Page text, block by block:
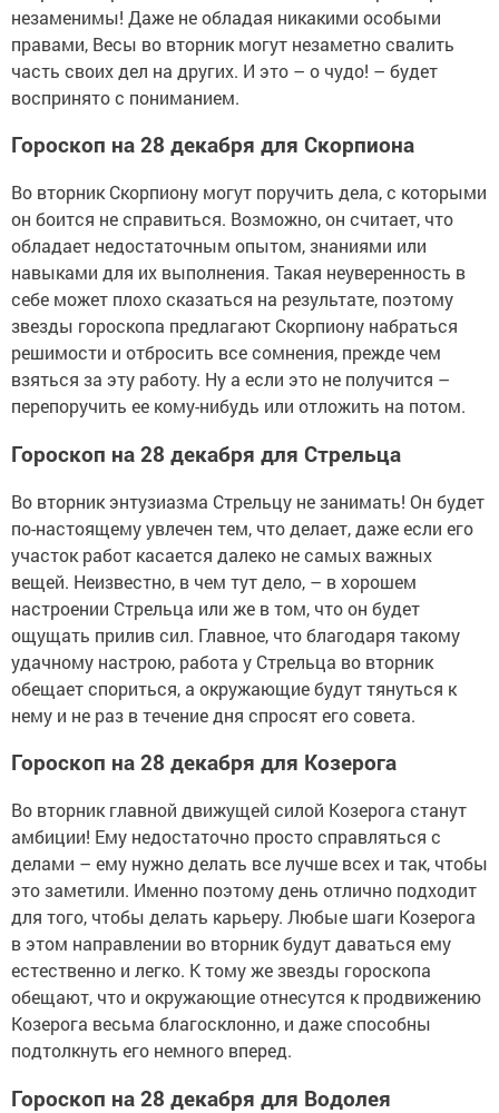
незаменимы! Даже не обладая никакими особыми
правами, Весы во вторник могут незаметно свалить
часть своих дел на других. И это – о чудо! – будет
воспринято с пониманием.
Гороскоп на 28 декабря для Скорпиона
Во вторник Скорпиону могут поручить дела, с которыми
он боится не справиться. Возможно, он считает, что
обладает недостаточным опытом, знаниями или
навыками для их выполнения. Такая неуверенность в
себе может плохо сказаться на результате, поэтому
звезды гороскопа предлагают Скорпиону набраться
решимости и отбросить все сомнения, прежде чем
взяться за эту работу. Ну а если это не получится –
перепоручить ее кому-нибудь или отложить на потом.
Гороскоп на 28 декабря для Стрельца
Во вторник энтузиазма Стрельцу не занимать! Он будет
по-настоящему увлечен тем, что делает, даже если его
участок работ касается далеко не самых важных
вещей. Неизвестно, в чем тут дело, – в хорошем
настроении Стрельца или же в том, что он будет
ощущать прилив сил. Главное, что благодаря такому
удачному настрою, работа у Стрельца во вторник
обещает спориться, а окружающие будут тянуться к
нему и не раз в течение дня спросят его совета.
Гороскоп на 28 декабря для Козерога
Во вторник главной движущей силой Козерога станут
амбиции! Ему недостаточно просто справляться с
делами – ему нужно делать все лучше всех и так, чтобы
это заметили. Именно поэтому день отлично подходит
для того, чтобы делать карьеру. Любые шаги Козерога
в этом направлении во вторник будут даваться ему
естественно и легко. К тому же звезды гороскопа
обещают, что и окружающие отнесутся к продвижению
Козерога весьма благосклонно, и даже способны
подтолкнуть его немного вперед.
Гороскоп на 28 декабря для Водолея